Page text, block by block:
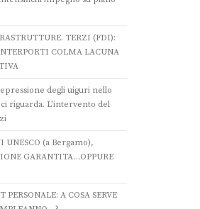
TERZI (FDI):
COLMA LACUNA
degli uiguri nello
riguarda. L’intervento del
UNESCO (a Bergamo),
GARANTITA…OPPURE
PERSONALE: A COSA SERVE